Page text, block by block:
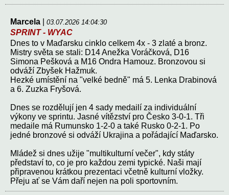
Marcela 03.07.2026 14:04:30
SPRINT - WYAC
Dnes to v Maďarsku cinklo celkem 4x - 3 zlaté a bronz.
Mistry světa se stali: D14 Anežka Voráčková, D16
Simona Pešková a M16 Ondra Hamouz. Bronzovou si
odváží Zbyšek Hažmuk.
Hezké umístění na "velké bedně" má 5. Lenka Drabinová
a 6. Zuzka Fryšová.
Dnes se rozdělují jen 4 sady medailí za individuální
výkony ve sprintu. Jasné vítězství pro Česko 3-0-1. Tři
medaile má Rumunsko 1-2-0 a také Rusko 0-2-1. Po
jedné bronzové si odváží Ukrajina a pořádající Maďarsko.
Mládež si dnes užije "multikulturní večer", kdy státy
představí to, co je pro každou zemi typické. Naši mají
připravenou krátkou prezentaci včetně kulturní vložky.
Přeju ať se Vám daří nejen na poli sportovním.